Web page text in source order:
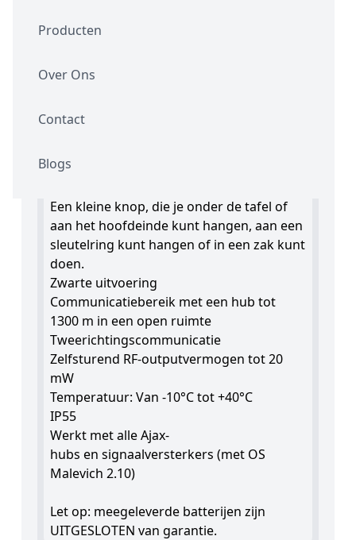
Producten
Over Ons
Contact
Blogs
Paniekknop Zwart
Een kleine knop, die je onder de tafel of
aan het hoofdeinde kunt hangen, aan een
sleutelring kunt hangen of in een zak kunt
doen.
Zwarte uitvoering
Communicatiebereik met een hub tot
1300 m in een open ruimte
Tweerichtingscommunicatie
Zelfsturend RF-outputvermogen tot 20
mW
Temperatuur: Van -10°C tot +40°C
IP55
Werkt met alle Ajax-
hubs en signaalversterkers (met OS
Malevich 2.10)
Let op: meegeleverde batterijen zijn
UITGESLOTEN van garantie.